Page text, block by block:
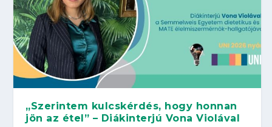
„Szerintem kulcskérdés, hogy honnan
jön az étel” – Diákinterjú Vona Violával